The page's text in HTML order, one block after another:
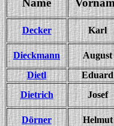
Name
Decker Karl
Dieckmann
August
Dietl
Eduard
Dietrich
Josef
Dörner
Helmut